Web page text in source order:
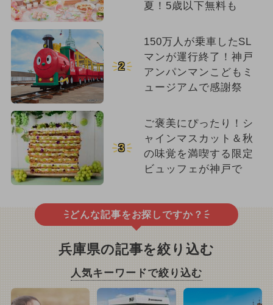
夏！5歳以下無料も
2
150万人が乗車したSL
マンが運行終了！神戸
アンパンマンこどもミ
ュージアムで感謝祭
3
ご褒美にぴったり！シ
ャインマスカット＆秋
の味覚を満喫する限定
ビュッフェが神戸で
どんな記事をお探しですか？
兵庫県の記事を絞り込む
人気キーワードで絞り込む